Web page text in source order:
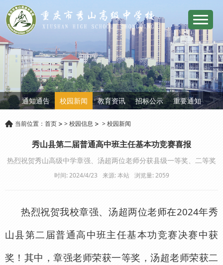
通知通告 校园新闻 教育资讯 招标公示 重要通知
当前位置： 首页 >校园信息 >校园新闻
秀山县第二届普通高中班主任基本功竞赛喜报
热烈祝贺秀山高级中学章强、汤超两位老师分获县级一等奖、二等奖
时间: 2024/4/23 来源: 本站 浏览量:2059
热烈祝贺我校章强、汤超两位老师在2024年秀
山县第二届普通高中班主任基本功竞赛决赛中获
奖！其中，章强老师荣获一等奖，汤超老师荣获二